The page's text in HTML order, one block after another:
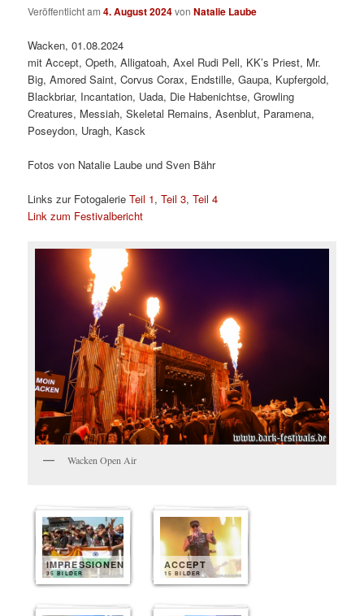
Veröffentlicht am4. August 2024vonNatalie Laube
Wacken, 01.08.2024
mit Accept, Opeth, Alligatoah, Axel Rudi Pell, KK’s Priest, Mr.
Big, Amored Saint, Corvus Corax, Endstille, Gaupa, Kupfergold,
Blackbriar, Incantation, Uada, Die Habenichtse, Growling
Creatures, Messiah, Skeletal Remains, Asenblut, Paramena,
Poseydon, Uragh, Kasck
Fotos von Natalie Laube und Sven Bähr
Links zur FotogalerieTeil 1,Teil 3,Teil 4
Link zum Festivalbericht
Wacken Open Air
IMPRESSIONEN
35 BILDER
ACCEPT
15 BILDER